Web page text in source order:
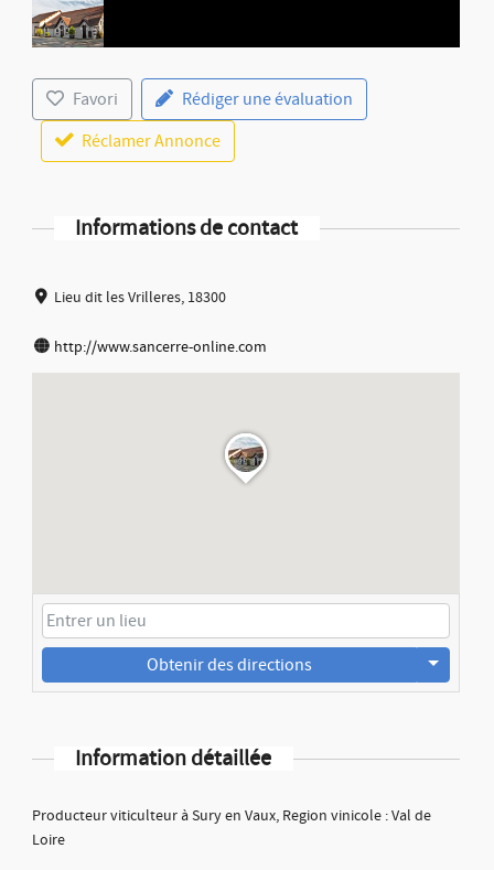
Favori
Rédiger une évaluation
Réclamer Annonce
Informations de contact
Lieu dit les Vrilleres, 18300
http://www.sancerre-online.com
Obtenir des directions
Information détaillée
Producteur viticulteur à Sury en Vaux, Region vinicole : Val de
Loire